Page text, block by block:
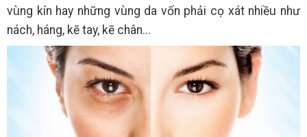
vùng kín hay những vùng da vốn phải cọ xát nhiều như
nách, háng, kẽ tay, kẽ chân...